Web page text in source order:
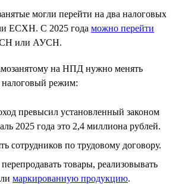
могли перейти на два налоговых
ЕСХН. С 2025 года можно перейти
или АУСН.
на НПД нужно менять
режим:
превысил установленный законом
2025 года это 2,4 миллиона рублей.
сотрудников по трудовому договору.
товары, реализовывать
маркированную продукцию.